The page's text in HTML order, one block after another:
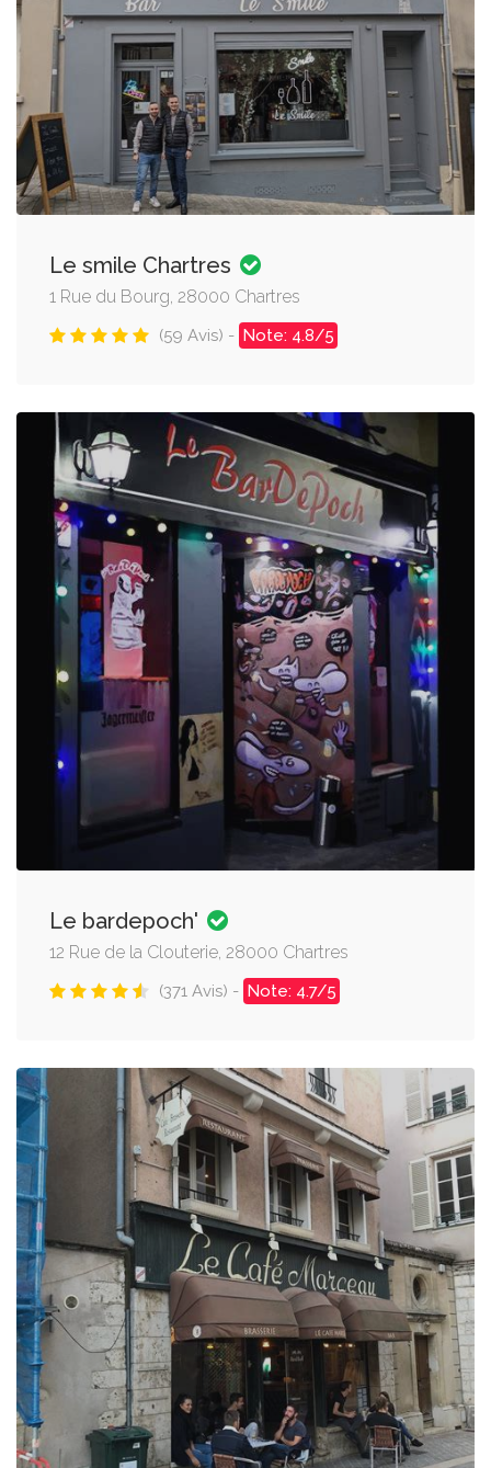
Le smile Chartres
1 Rue du Bourg, 28000 Chartres
(59 Avis) - Note: 4.8/5
Le bardepoch'
12 Rue de la Clouterie, 28000 Chartres
(371 Avis) - Note: 4.7/5